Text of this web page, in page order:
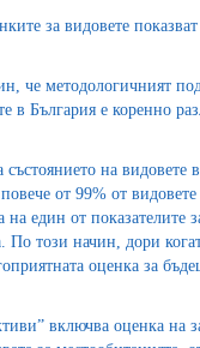
за видовете
че методологичният
в България е коренно
на
от 99% от
един от показателите
По този начин, дори
оценка за
включва оценка на